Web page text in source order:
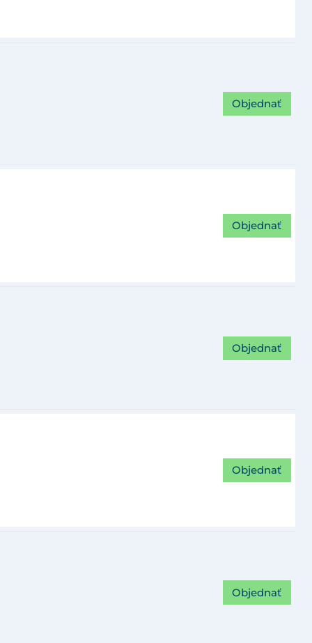
Objednať
Objednať
Objednať
Objednať
Objednať